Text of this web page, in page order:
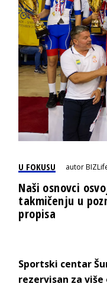
U FOKUSU autor
Naši osnovci
takmičenju u
propisa
Sportski centar
rezervisan za više